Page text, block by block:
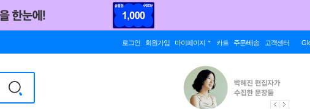
로그인 회원가입 마이페이지 카트 주문/배송 고객센터